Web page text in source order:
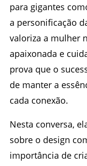
para gigantes
a personificação
valoriza a mulher
apaixonada e
prova que o
de manter a
cada conexão.
Nesta conversa,
sobre o design
importância de